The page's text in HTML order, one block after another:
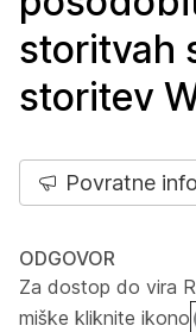
storitvah
storitev
Povratne
ODGOVOR
Za dostop do vira
miške kliknite ikono